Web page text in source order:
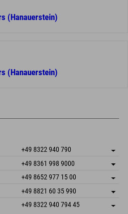
(Hanauerstein)
(Hanauerstein)
+49 8322 940 790
Adresse speichern
Anreiseinfos
Buchen
+49 8361 998 9000
Adresse speichern
Buchen
+49 8652 977 15 00
Adresse speichern
Anreiseinfos
Buchen
+49 8821 60 35 990
Adresse speichern
+49 8322 940 794 45